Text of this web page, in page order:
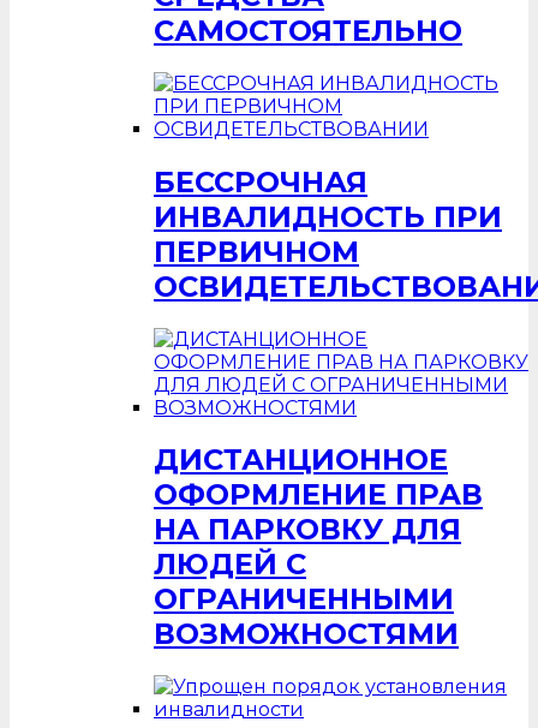
САМОСТОЯТЕЛЬНО
БЕССРОЧНАЯ
ИНВАЛИДНОСТЬ ПРИ
ПЕРВИЧНОМ
ДИСТАНЦИОННОЕ
ОФОРМЛЕНИЕ ПРАВ
НА ПАРКОВКУ ДЛЯ
ЛЮДЕЙ С
ОГРАНИЧЕННЫМИ
ВОЗМОЖНОСТЯМИ